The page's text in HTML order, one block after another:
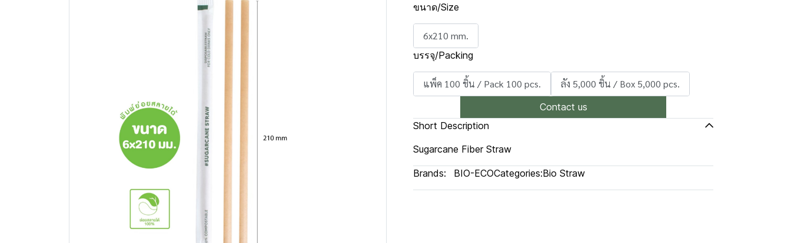
ขนาด/Size
6x210 mm.
บรรจุ/Packing
แพ็ค 100 ชิ้น / Pack 100 pcs. ลัง 5,000 ชิ้น / Box 5,000 pcs.
Contact us
Short Description
Sugarcane Fiber Straw
Brands: BIO-ECOCategories:Bio Straw